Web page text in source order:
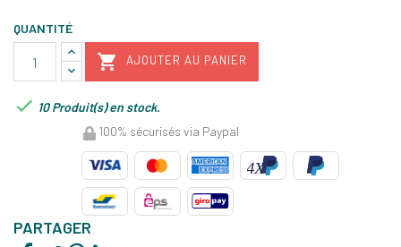
QUANTITÉ
 AJOUTER AU PANIER
 10 Produit(s) en stock.
100% sécurisés via Paypal
PARTAGER